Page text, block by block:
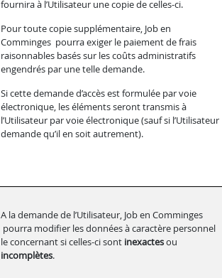
fournira à l’Utilisateur une copie de celles-ci.
Pour toute copie supplémentaire, Job en
Comminges pourra exiger le paiement de frais
raisonnables basés sur les coûts administratifs
engendrés par une telle demande.
Si cette demande d’accès est formulée par voie
électronique, les éléments seront transmis à
l’Utilisateur par voie électronique (sauf si l’Utilisateur
demande qu’il en soit autrement).
A la demande de l’Utilisateur, Job en Comminges
pourra modifier les données à caractère personnel
le concernant si celles-ci sont inexactesou
incomplètes.